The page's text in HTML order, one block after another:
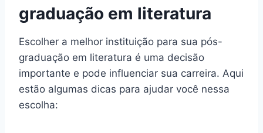
graduação em literatura
Escolher a melhor instituição para sua pós-
graduação em literatura é uma decisão
importante e pode influenciar sua carreira. Aqui
estão algumas dicas para ajudar você nessa
escolha: